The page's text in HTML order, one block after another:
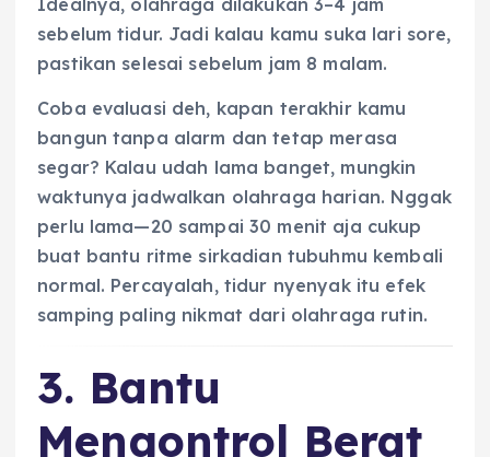
Idealnya, olahraga dilakukan 3–4 jam
sebelum tidur. Jadi kalau kamu suka lari sore,
pastikan selesai sebelum jam 8 malam.
Coba evaluasi deh, kapan terakhir kamu
bangun tanpa alarm dan tetap merasa
segar? Kalau udah lama banget, mungkin
waktunya jadwalkan olahraga harian. Nggak
perlu lama—20 sampai 30 menit aja cukup
buat bantu ritme sirkadian tubuhmu kembali
normal. Percayalah, tidur nyenyak itu efek
samping paling nikmat dari olahraga rutin.
3. Bantu
Mengontrol Berat